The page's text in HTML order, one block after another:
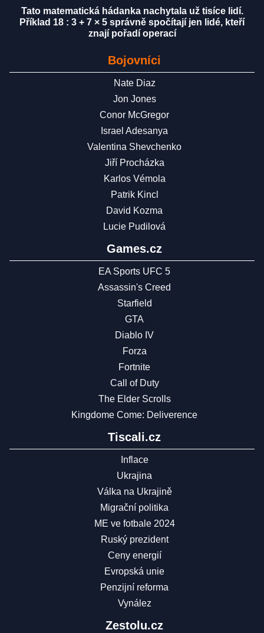
Tato matematická hádanka nachytala už tisíce lidí.
Příklad 18 : 3 + 7 × 5 správně spočítají jen lidé, kteří
znají pořadí operací
Bojovníci
Nate Diaz
Jon Jones
Conor McGregor
Israel Adesanya
Valentina Shevchenko
Jiří Procházka
Karlos Vémola
Patrik Kincl
David Kozma
Lucie Pudilová
Games.cz
EA Sports UFC 5
Assassin's Creed
Starfield
GTA
Diablo IV
Forza
Fortnite
Call of Duty
The Elder Scrolls
Kingdome Come: Deliverence
Tiscali.cz
Inflace
Ukrajina
Válka na Ukrajině
Migrační politika
ME ve fotbale 2024
Ruský prezident
Ceny energií
Evropská unie
Penzijní reforma
Vynález
Zestolu.cz